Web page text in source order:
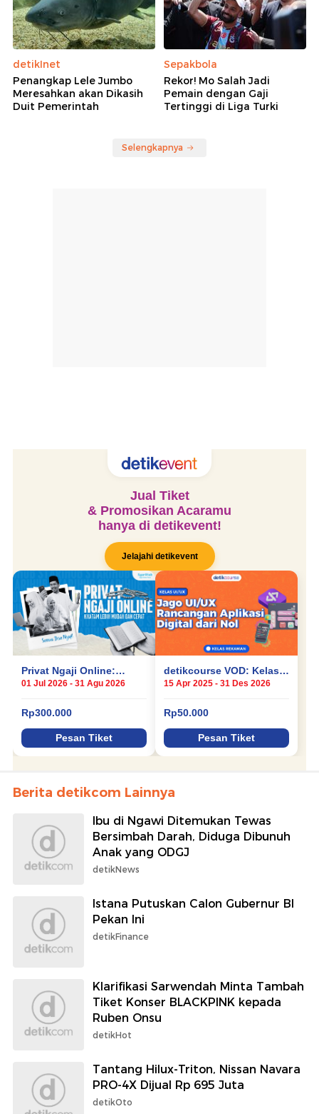
detikInet
Penangkap Lele Jumbo
Meresahkan akan Dikasih
Duit Pemerintah
Sepakbola
Rekor! Mo Salah Jadi
Pemain dengan Gaji
Tertinggi di Liga Turki
Selengkapnya
Berita detikcom Lainnya
Ibu di Ngawi Ditemukan Tewas
Bersimbah Darah, Diduga Dibunuh
Anak yang ODGJ
detikNews
Istana Putuskan Calon Gubernur BI
Pekan Ini
detikFinance
Klarifikasi Sarwendah Minta Tambah
Tiket Konser BLACKPINK kepada
Ruben Onsu
detikHot
Tantang Hilux-Triton, Nissan Navara
PRO-4X Dijual Rp 695 Juta
detikOto